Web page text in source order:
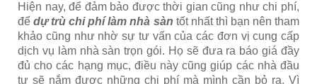
Hiện nay, để đảm bảo được thời gian cũng như chi phí,
đểdự trù chi phí làm nhà sàn tốt nhất thì bạn nên tham
khảo cũng như nhờ sự tư vấn của các đơn vị cung cấp
dịch vụ làm nhà sàn trọn gói. Họ sẽ đưa ra báo giá đầy
đủ cho các hạng mục, điều này cũng giúp các nhà đầu
tư sẽ nắm được những chi phí mà mình cần bỏ ra. Vì